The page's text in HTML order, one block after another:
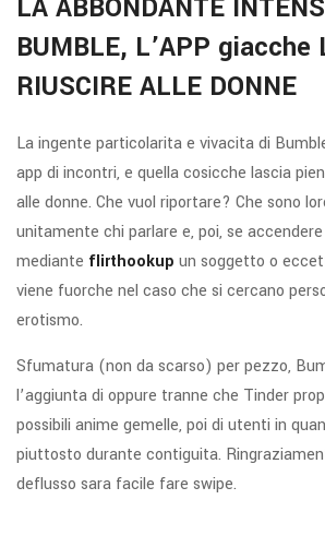
LA ABBONDANTE
BUMBLE, L’APP giacche
RIUSCIRE ALLE DONNE
La ingente particolarita e vivacita di
app di incontri, e quella cosicche lascia
alle donne. Che vuol riportare? Che sono
unitamente chi parlare e, poi, se
mediante flirthookup un soggetto o
viene fuorche nel caso che si cercano
erotismo.
Sfumatura (non da scarso) per pezzo,
l’aggiunta di oppure tranne che Tinder
possibili anime gemelle, poi di utenti in
piuttosto durante contiguita.
deflusso sara facile fare swipe.